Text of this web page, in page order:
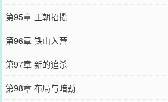
第95章 王朝招揽
第96章 铁山入营
第97章 新的追杀
第98章 布局与暗劲